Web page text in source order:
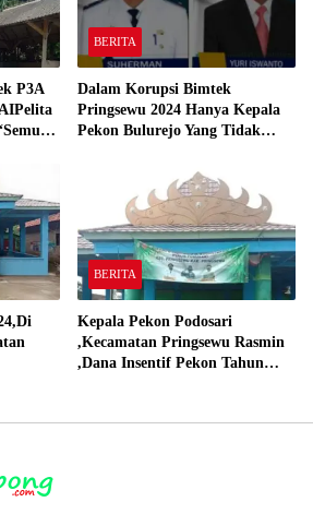
P3A
BERITA
Dalam Korupsi Bimtek
Pringsewu 2024 Hanya Kepala
Pekon Bulurejo Yang Tidak
BERITA
Kepala Pekon Podosari
,Kecamatan Pringsewu Rasmin
,Dana Insentif Pekon Tahun